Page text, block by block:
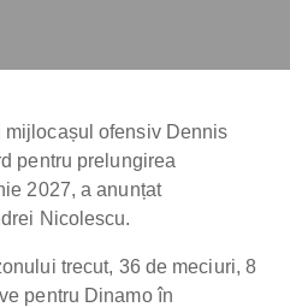
ofensiv Dennis
pentru prelungirea
2027, a anunțat
Nicolescu.
trecut, 36 de meciuri, 8
pentru Dinamo în